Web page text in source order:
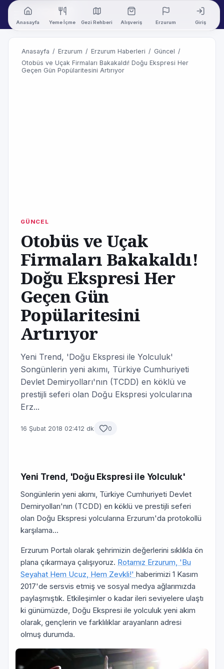
Anasayfa Yeme İçme Gezi Rehberi Alışveriş Erzurum Giriş
Anasayfa / Erzurum / Erzurum Haberleri / Güncel /
Otobüs ve Uçak Firmaları Bakakaldı! Doğu Ekspresi Her
Geçen Gün Popülaritesini Artırıyor
GÜNCEL
Otobüs ve Uçak
Firmaları Bakakaldı!
Doğu Ekspresi Her
Geçen Gün
Popülaritesini
Artırıyor
Yeni Trend, 'Doğu Ekspresi ile Yolculuk'
Songünlerin yeni akımı, Türkiye Cumhuriyeti
Devlet Demiryolları'nın (TCDD) en köklü ve
prestijli seferi olan Doğu Ekspresi yolcularına
Erz...
16 Şubat 2018 02:412 dk 0
Yeni Trend, 'Doğu Ekspresi ile Yolculuk'
Songünlerin yeni akımı, Türkiye Cumhuriyeti Devlet
Demiryolları'nın (TCDD) en köklü ve prestijli seferi
olan Doğu Ekspresi yolcularına Erzurum'da protokollü
karşılama...
Erzurum Portalı olarak şehrimizin değerlerini sıklıkla ön
plana çıkarmaya çalışıyoruz. Rotamız Erzurum, 'Bu
Seyahat Hem Ucuz, Hem Zevkli!' haberimizi 1 Kasım
2017'de sersvis etmiş ve sosyal medya ağlarımızda
paylaşmıştık. Etkileşimler o kadar ileri seviyelere ulaştı
ki günümüzde, Doğu Ekspresi ile yolculuk yeni akım
olarak, gençlerin ve farklılıklar arayanların adresi
olmuş durumda.